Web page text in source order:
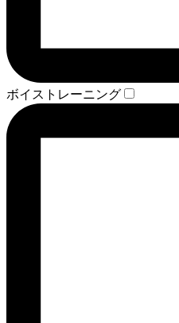
ボイストレーニング